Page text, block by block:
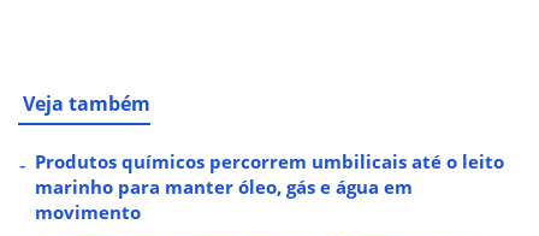
Veja também
Produtos químicos percorrem umbilicais até o leito
marinho para manter óleo, gás e água em
movimento